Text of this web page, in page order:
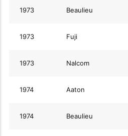
1973 Beaulieu
1973 Fuji
1973 Nalcom
1974 Aaton
1974 Beaulieu